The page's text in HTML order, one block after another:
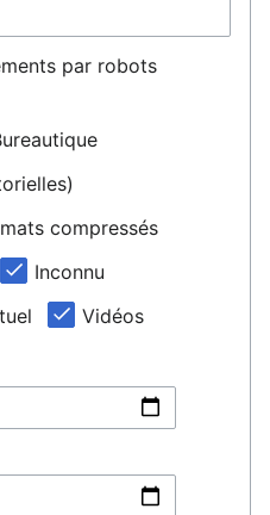
par robots
compressés
Inconnu
Vidéos